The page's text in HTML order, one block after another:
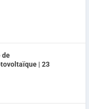
de
| 23